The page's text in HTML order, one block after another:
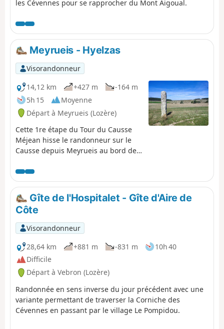
les Cévennes pour se rapprocher du Mont Aigoual.
Meyrueis - Hyelzas
Visorandonneur
14,12 km
+427 m
-164 m
5h 15
Moyenne
Départ à Meyrueis (Lozère)
Cette 1re étape du Tour du Causse
Méjean hisse le randonneur sur le
Causse depuis Meyrueis au bord de
une mise en jambes, avec au
programme un passage pittoresque
avant de déboucher sur le Causse,
l'Aven Armand, et une fromagerie
réputée à l'entrée du joli hameau de
Hyelzas. En arrivant assez tôt il sera
peut-être possible de visiter la Ferme
Caussenarde de Hyelzas.
Gîte de l'Hospitalet - Gîte d'Aire de
Côte
Visorandonneur
28,64 km
+881 m -831 m
10h 40
Difficile
Départ à Vebron (Lozère)
Randonnée en sens inverse du jour précédent avec une
variante permettant de traverser la Corniche des
Cévennes en passant par le village Le Pompidou.